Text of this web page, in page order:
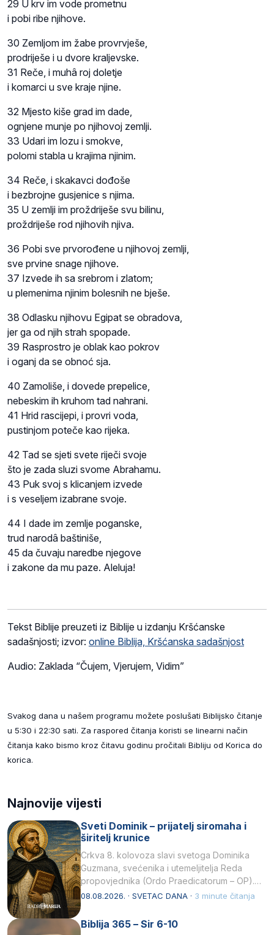
29 U krv im vode prometnu
i pobi ribe njihove.
30 Zemljom im žabe provrvješe,
prodriješe i u dvore kraljevske.
31 Reče, i muhâ roj doletje
i komarci u sve kraje njine.
32 Mjesto kiše grad im dade,
ognjene munje po njihovoj zemlji.
33 Udari im lozu i smokve,
polomi stabla u krajima njinim.
34 Reče, i skakavci dođoše
i bezbrojne gusjenice s njima.
35 U zemlji im proždriješe svu bilinu,
proždriješe rod njihovih njiva.
36 Pobi sve prvorođene u njihovoj zemlji,
sve prvine snage njihove.
37 Izvede ih sa srebrom i zlatom;
u plemenima njinim bolesnih ne bješe.
38 Odlasku njihovu Egipat se obradova,
jer ga od njih strah spopade.
39 Rasprostro je oblak kao pokrov
i oganj da se obnoć sja.
40 Zamoliše, i dovede prepelice,
nebeskim ih kruhom tad nahrani.
41 Hrid rascijepi, i provri voda,
pustinjom poteče kao rijeka.
42 Tad se sjeti svete riječi svoje
što je zada sluzi svome Abrahamu.
43 Puk svoj s klicanjem izvede
i s veseljem izabrane svoje.
44 I dade im zemlje poganske,
trud narodâ baštiniše,
45 da čuvaju naredbe njegove
i zakone da mu paze. Aleluja!
Tekst Biblije preuzeti iz Biblije u izdanju Kršćanske
sadašnjosti; izvor: online Biblija, Kršćanska sadašnjost
Audio: Zaklada “Čujem, Vjerujem, Vidim”
Svakog dana u našem programu možete poslušati Biblijsko čitanje
u 5:30 i 22:30 sati. Za raspored čitanja koristi se linearni način
čitanja kako bismo kroz čitavu godinu pročitali Bibliju od Korica do
korica.
Najnovije vijesti
Sveti Dominik – prijatelj siromaha i
širitelj krunice
Crkva 8. kolovoza slavi svetoga Dominika
Guzmana, svećenika i utemeljitelja Reda
propovjednika (Ordo Praedicatorum – OP).
Svojim životom, dubokom ljubavlju prema
08.08.2026. · SVETAC DANA · 3 minute čitanja
Biblija 365 – Sir 6-10